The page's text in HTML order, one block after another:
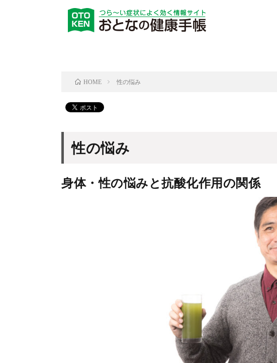
HOME 性の悩み
性の悩み
身体・性の悩みと抗酸化作用の関係